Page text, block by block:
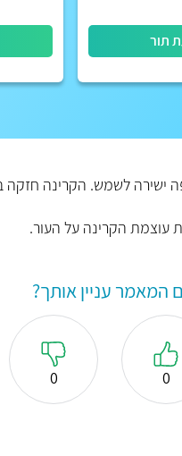
תור
עוצמת הקרינה על העור.
המאמר עניין אותך?
0
0